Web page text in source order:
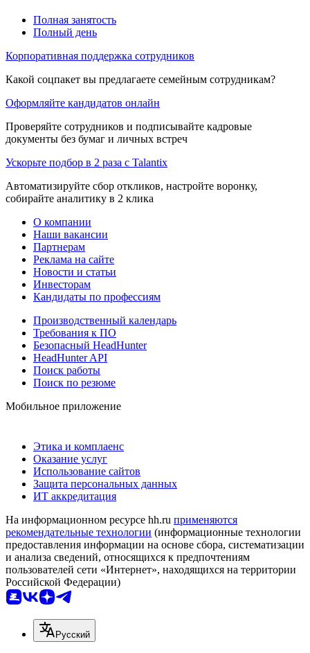
Полная занятость
Полный день
Корпоративная поддержка сотрудников
Какой соцпакет вы предлагаете семейным сотрудникам?
Оформляйте кандидатов онлайн
Проверяйте сотрудников и подписывайте кадровые
документы без бумаг и личных встреч
Ускорьте подбор в 2 раза с Talantix
Автоматизируйте сбор откликов, настройте воронку,
собирайте аналитику в 2 клика
О компании
Наши вакансии
Партнерам
Реклама на сайте
Новости и статьи
Инвесторам
Кандидаты по профессиям
Производственный календарь
Требования к ПО
Безопасный HeadHunter
HeadHunter API
Поиск работы
Поиск по резюме
Мобильное приложение
Этика и комплаенс
Оказание услуг
Использование сайтов
Защита персональных данных
ИТ аккредитация
На информационном ресурсе hh.ru применяются
рекомендательные технологии (информационные технологии
предоставления информации на основе сбора, систематизации
и анализа сведений, относящихся к предпочтениям
пользователей сети «Интернет», находящихся на территории
Российской Федерации)
Русский